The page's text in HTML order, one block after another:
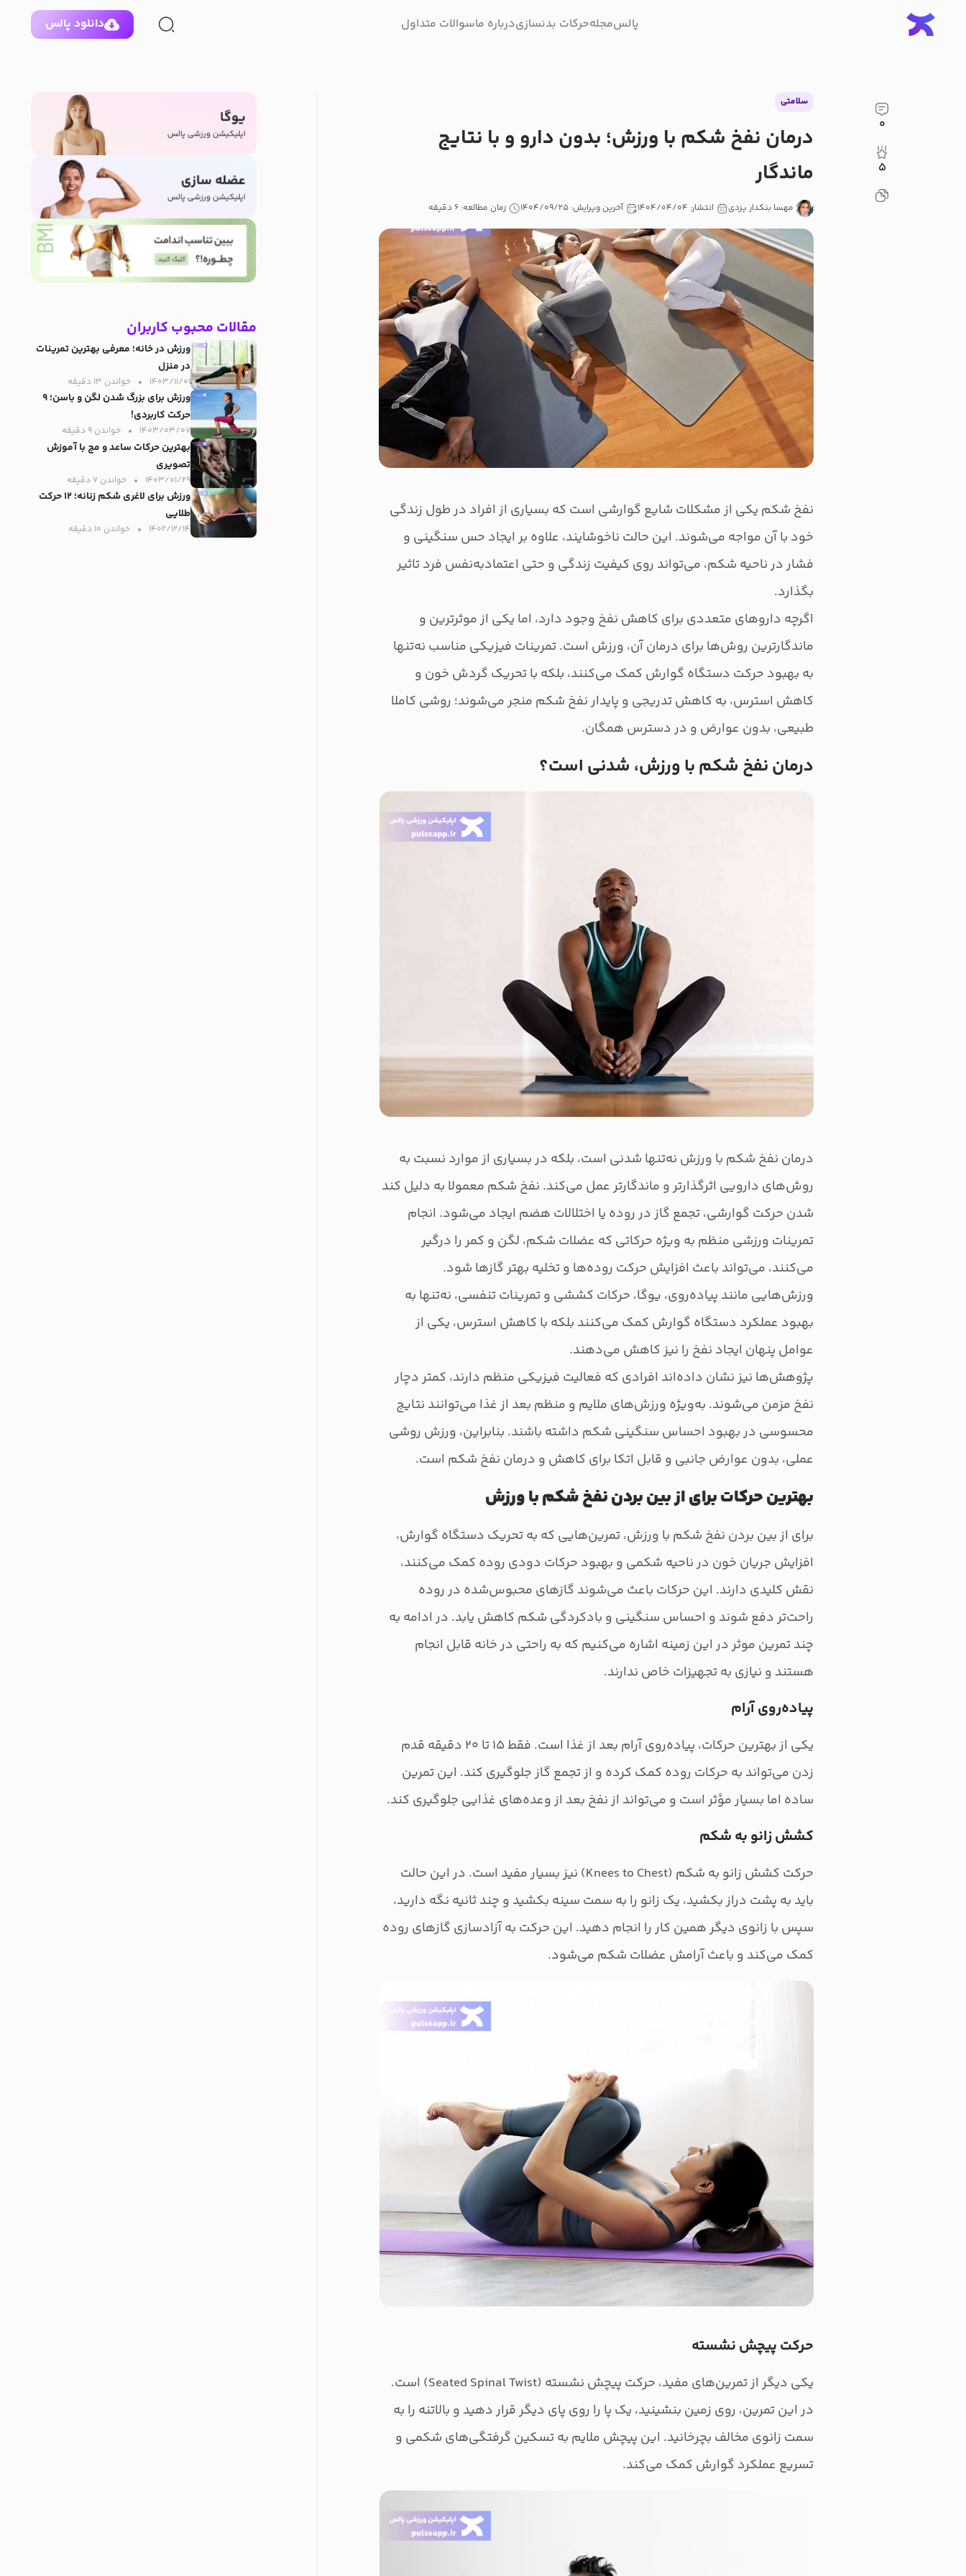
پالسمجلهحرکات بدنسازیدرباره ماسوالات متداول دانلود پالس
۰
۵
سلامتی
درمان نفخ شکم با ورزش؛ بدون دارو و با نتایج
ماندگار
مهسا بنکدار یزدی انتشار: ۱۴۰۴/۰۴/۰۴ آخرین ویرایش: ۱۴۰۴/۰۹/۲۵ زمان مطالعه: ۶ دقیقه
نفخ شکم یکی از مشکلات شایع گوارشی است که بسیاری از افراد در طول زندگی
خود با آن مواجه می‌شوند. این حالت ناخوشایند، علاوه بر ایجاد حس سنگینی و
فشار در ناحیه شکم، می‌تواند روی کیفیت زندگی و حتی اعتمادبه‌نفس فرد تاثیر
بگذارد.
اگرچه داروهای متعددی برای کاهش نفخ وجود دارد، اما یکی از موثرترین و
ماندگارترین روش‌ها برای درمان آن، ورزش است. تمرینات فیزیکی مناسب نه‌تنها
به بهبود حرکت دستگاه گوارش کمک می‌کنند، بلکه با تحریک گردش خون و
کاهش استرس، به کاهش تدریجی و پایدار نفخ شکم منجر می‌شوند؛ روشی کاملا
طبیعی، بدون عوارض و در دسترس همگان.
درمان نفخ شکم با ورزش، شدنی است؟
درمان نفخ شکم با ورزش نه‌تنها شدنی است، بلکه در بسیاری از موارد نسبت به
روش‌های دارویی اثرگذارتر و ماندگارتر عمل می‌کند. نفخ شکم معمولا به دلیل کند
شدن حرکت گوارشی، تجمع گاز در روده یا اختلالات هضم ایجاد می‌شود. انجام
تمرینات ورزشی منظم به ویژه حرکاتی که عضلات شکم، لگن و کمر را درگیر
می‌کنند، می‌تواند باعث افزایش حرکت روده‌ها و تخلیه بهتر گازها شود.
ورزش‌هایی مانند پیاده‌روی، یوگا، حرکات کششی و تمرینات تنفسی، نه‌تنها به
بهبود عملکرد دستگاه گوارش کمک می‌کنند بلکه با کاهش استرس، یکی از
عوامل پنهان ایجاد نفخ را نیز کاهش می‌دهند.
پژوهش‌ها نیز نشان داده‌اند افرادی که فعالیت فیزیکی منظم دارند، کمتر دچار
نفخ مزمن می‌شوند. به‌ویژه ورزش‌های ملایم و منظم بعد از غذا می‌توانند نتایج
محسوسی در بهبود احساس سنگینی شکم داشته باشند. بنابراین، ورزش روشی
عملی، بدون عوارض جانبی و قابل اتکا برای کاهش و درمان نفخ شکم است.
بهترین حرکات برای از بین بردن نفخ شکم با ورزش
برای از بین بردن نفخ شکم با ورزش، تمرین‌هایی که به تحریک دستگاه گوارش،
افزایش جریان خون در ناحیه شکمی و بهبود حرکات دودی روده کمک می‌کنند،
نقش کلیدی دارند. این حرکات باعث می‌شوند گازهای محبوس‌شده در روده
راحت‌تر دفع شوند و احساس سنگینی و بادکردگی شکم کاهش یابد. در ادامه به
چند تمرین موثر در این زمینه اشاره می‌کنیم که به راحتی در خانه قابل انجام
هستند و نیازی به تجهیزات خاص ندارند.
پیاده‌روی آرام
یکی از بهترین حرکات، پیاده‌روی آرام بعد از غذا است. فقط ۱۵ تا ۲۰ دقیقه قدم
زدن می‌تواند به حرکات روده کمک کرده و از تجمع گاز جلوگیری کند. این تمرین
ساده اما بسیار مؤثر است و می‌تواند از نفخ بعد از وعده‌های غذایی جلوگیری کند.
کشش زانو به شکم
حرکت کشش زانو به شکم (Knees to Chest) نیز بسیار مفید است. در این حالت
باید به پشت دراز بکشید، یک زانو را به سمت سینه بکشید و چند ثانیه نگه دارید،
سپس با زانوی دیگر همین کار را انجام دهید. این حرکت به آزادسازی گازهای روده
کمک می‌کند و باعث آرامش عضلات شکم می‌شود.
حرکت پیچش نشسته
یکی دیگر از تمرین‌های مفید، حرکت پیچش نشسته (Seated Spinal Twist) است.
در این تمرین، روی زمین بنشینید، یک پا را روی پای دیگر قرار دهید و بالاتنه را به
سمت زانوی مخالف بچرخانید. این پیچش ملایم به تسکین گرفتگی‌های شکمی و
تسریع عملکرد گوارش کمک می‌کند.
مقالات محبوب کاربران
ورزش در خانه؛ معرفی بهترین تمرینات
در منزل
۱۴۰۳/۱۱/۰۱ خواندن ۱۳ دقیقه‌
ورزش برای بزرگ شدن لگن و باسن؛ ۹
حرکت کاربردی!
۱۴۰۳/۰۳/۰۷ خواندن ۹ دقیقه‌
بهترین حرکات ساعد و مچ با آموزش
تصویری
۱۴۰۳/۰۱/۲۹ خواندن ۷ دقیقه‌
ورزش برای لاغری شکم زنانه؛ ۱۲ حرکت
طلایی
۱۴۰۲/۱۲/۱۴ خواندن ۱۰ دقیقه‌